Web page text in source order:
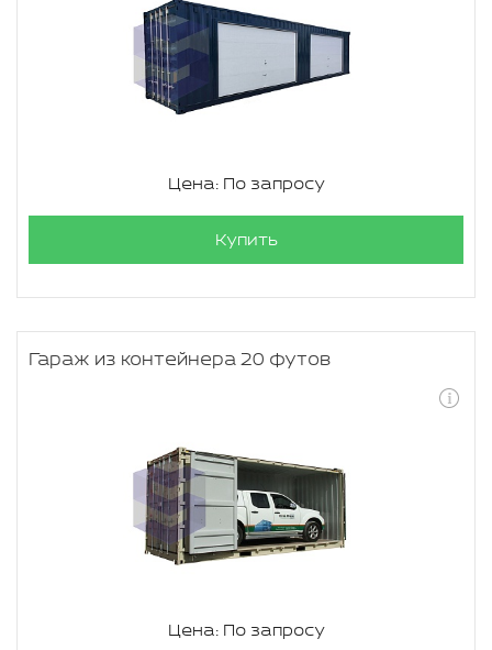
Цена: По запросу
Купить
Гараж из контейнера 20 футов
Цена: По запросу